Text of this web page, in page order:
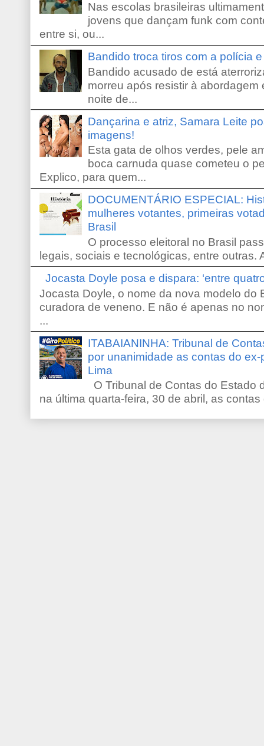
Nas escolas brasileiras
jovens que dançam funk com
entre si, ou...
Bandido troca tiros com a polícia
Bandido acusado de está
morreu após resistir à
noite de...
Dançarina e atriz, Samara Leite
imagens!
Esta gata de olhos verdes, pele
boca carnuda quase cometeu o
Explico, para quem...
DOCUMENTÁRIO ESPECIAL:
mulheres votantes, primeiras
Brasil
O processo eleitoral no Brasil
legais, sociais e tecnológicas, entre outras.
Jocasta Doyle posa e dispara: ‘entre
Jocasta Doyle, o nome da nova modelo do
curadora de veneno. E não é apenas no
...
ITABAIANINHA: Tribunal de
por unanimidade as contas do
Lima
O Tribunal de Contas do Estado
na última quarta-feira, 30 de abril, as